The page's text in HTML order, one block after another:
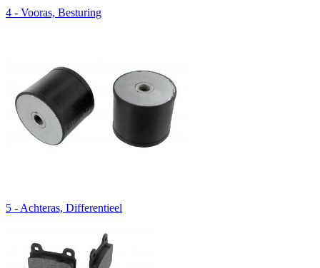
4 - Vooras, Besturing
5 - Achteras, Differentieel